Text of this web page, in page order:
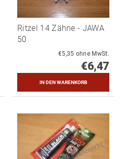
Ritzel 14 Zähne - JAWA
50
€5,35 ohne MwSt.
€6,47